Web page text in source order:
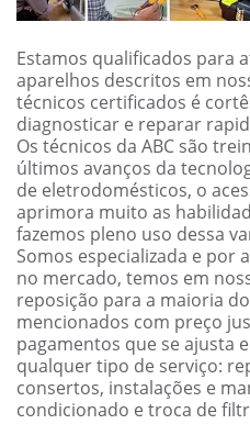
Estamos qualificados para
aparelhos descritos em
técnicos certificados é
diagnosticar e reparar
Os técnicos da ABC são
últimos avanços da
de eletrodomésticos, o
aprimora muito as
fazemos pleno uso dessa
Somos especializada e por
no mercado, temos em
reposição para a maioria
mencionados com preço
pagamentos que se ajusta
qualquer tipo de serviço:
consertos, instalações e
condicionado e troca de